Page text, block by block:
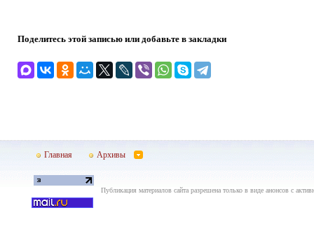
Поделитесь этой записью или добавьте в закладки
Главная Архивы
Публикация материалов сайта разрешена только в виде анонсов с